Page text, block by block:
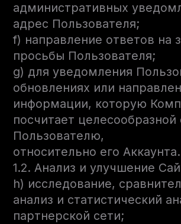
административных
адрес Пользователя;
f) направление ответов на
просьбы Пользователя;
g) для уведомления
обновлениях или
информации, которую
посчитает
Пользователю,
относительно его Аккаунта.
1.2. Анализ и улучшение
h) исследование,
анализ и статистический
партнерской сети;